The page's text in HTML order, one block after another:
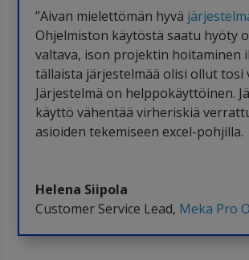
”Aivan mielettömän hyvä
Ohjelmiston käytöstä saatu hyöty
valtava, ison projektin hoitaminen
tällaista järjestelmää olisi ollut tosi
Järjestelmä on helppokäyttöinen.
käyttö vähentää virheriskiä
asioiden tekemiseen excel-pohjilla.
Helena Siipola
Customer Service Lead, Meka Pro